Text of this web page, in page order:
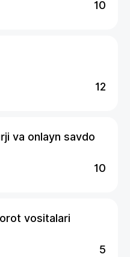
10
12
va onlayn savdo
10
vositalari
5